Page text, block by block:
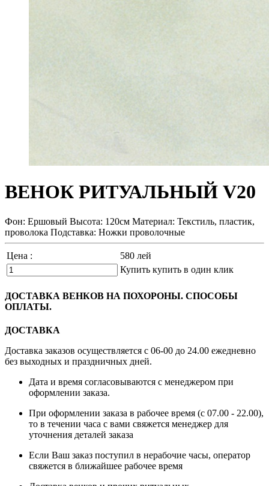
ВЕНОК РИТУАЛЬНЫЙ V20
Фон: Ершовый Высота: 120см Материал: Текстиль, пластик,
проволока Подставка: Ножки проволочные
Цена : 580 лей
Купить купить в один клик
ДОСТАВКА ВЕНКОВ НА ПОХОРОНЫ. СПОСОБЫ
ОПЛАТЫ.
ДОСТАВКА
Доставка заказов осуществляется с 06-00 до 24.00 ежедневно
без выходных и праздничных дней.
Дата и время согласовываются с менеджером при
оформлении заказа.
При оформлении заказа в рабочее время (с 07.00 - 22.00),
то в течении часа с вами свяжется менеджер для
уточнения деталей заказа
Если Ваш заказ поступил в нерабочие часы, оператор
свяжется в ближайшее рабочее время